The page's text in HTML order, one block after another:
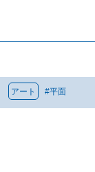
アート #平面